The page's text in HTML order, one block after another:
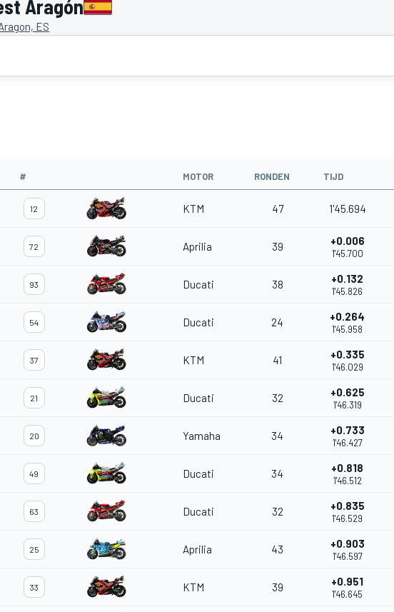
Aragón
ES
# MOTOR RONDEN TIJD
12 KTM 47 1'45.694
72 Aprilia 39 +0.006
1'45.700
93 Ducati 38 +0.132
1'45.826
54 Ducati 24 +0.264
1'45.958
37 KTM 41 +0.335
1'46.029
21 Ducati 32 +0.625
1'46.319
20 Yamaha 34 +0.733
1'46.427
49 Ducati 34 +0.818
1'46.512
63 Ducati 32 +0.835
1'46.529
25 Aprilia 43 +0.903
1'46.597
33 KTM 39 +0.951
1'46.645